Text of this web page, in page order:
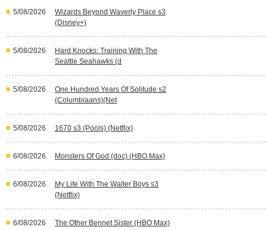
5/08/2026
Wizards Beyond Waverly Place s3
(Disney+)
5/08/2026
Hard Knocks: Training With The
Seattle Seahawks (d
5/08/2026
One Hundred Years Of Solitude s2
(Columbiaans)(Net
5/08/2026 1670 s3 (Pools) (Netflix)
6/08/2026 Monsters Of God (doc) (HBO Max)
6/08/2026
My Life With The Walter Boys s3
(Netflix)
6/08/2026 The Other Bennet Sister (HBO Max)